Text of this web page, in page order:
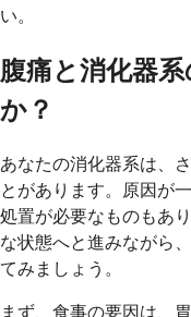
い。
腹痛と消化器
か？
あなたの消化器系は、
とがあります。原因が
処置が必要なものもあ
な状態へと進みながら
てみましょう。
まず、食事の要因は、